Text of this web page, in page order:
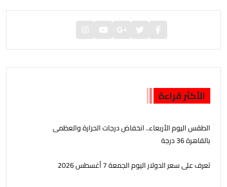
الأكثر قراءة
الطقس اليوم الأربعاء.. انخفاض درجات الحرارة والعظمى
بالقاهرة 36 درجة
تعرف على سعر الدولار اليوم الجمعة 7 أغسطس 2026